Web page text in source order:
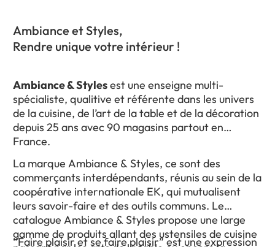
Ambiance et Styles,
Rendre unique votre intérieur !
Ambiance & Stylesest une enseigne multi-
spécialiste, qualitive et référente dans les univers
de la cuisine, de l’art de la table et de la décoration
depuis 25 ans avec 90 magasins partout en
France.
La marque Ambiance & Styles, ce sont des
commerçants interdépendants, réunis au sein de la
coopérative internationale EK, qui mutualisent
leurs savoir-faire et des outils communs. Le
catalogue Ambiance & Styles propose une large
gamme de produits allant des ustensiles de cuisine
“Faire plaisir et se faire plaisir” est une expression